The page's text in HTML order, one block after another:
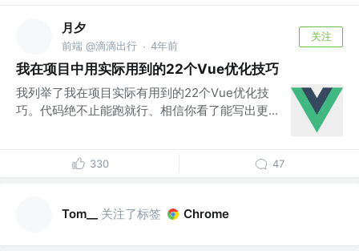
月夕
前端 @滴滴出行 · 4年前
关注
我在项目中用实际用到的22个Vue优化技巧
我列举了我在项目实际有用到的22个Vue优化技
巧。代码绝不止能跑就行、相信你看了能写出更...
330 47
Tom__ 关注了标签 Chrome